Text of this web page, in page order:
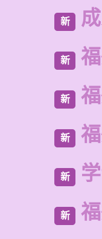
新
新
新
新
新
新